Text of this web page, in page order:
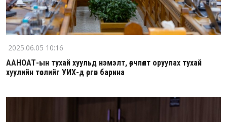
2025.06.05 10:16
ААНОАТ-ын тухай хуульд нэмэлт, өөрчлөлт оруулах тухай
хуулийн төслийг УИХ-д өргөн барина